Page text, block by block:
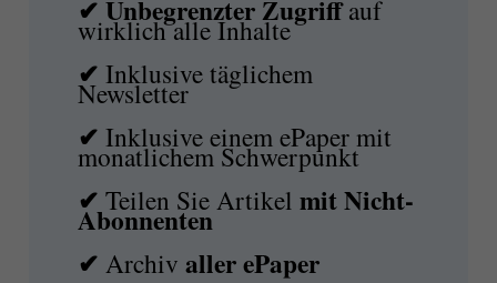
✔ Unbegrenzter Zugriffauf
wirklich alle Inhalte
✔Inklusive täglichem
Newsletter
✔Inklusive einem ePaper mit
monatlichem Schwerpunkt
✔Teilen Sie ArtikelmitNicht-
Abonnenten
✔Archivaller ePaper